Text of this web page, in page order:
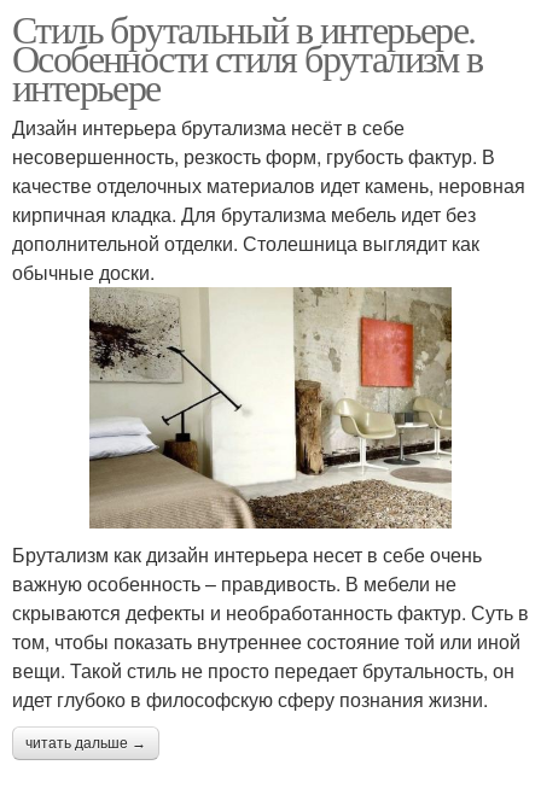
Стиль брутальный в интерьере.
Особенности стиля брутализм в
интерьере
Дизайн интерьера брутализма несёт в себе
несовершенность, резкость форм, грубость фактур. В
качестве отделочных материалов идет камень, неровная
кирпичная кладка. Для брутализма мебель идет без
дополнительной отделки. Столешница выглядит как
обычные доски.
Брутализм как дизайн интерьера несет в себе очень
важную особенность – правдивость. В мебели не
скрываются дефекты и необработанность фактур. Суть в
том, чтобы показать внутреннее состояние той или иной
вещи. Такой стиль не просто передает брутальность, он
идет глубоко в философскую сферу познания жизни.
читать дальше →